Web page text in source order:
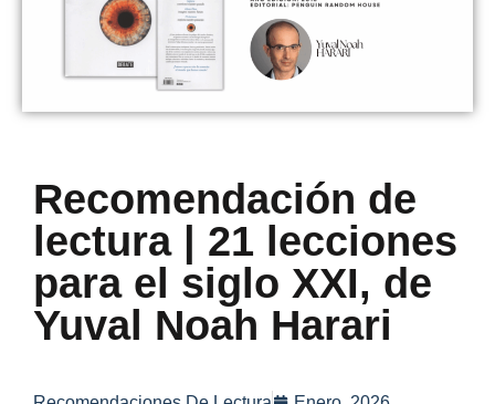
Recomendación de
lectura | 21 lecciones
para el siglo XXI, de
Yuval Noah Harari